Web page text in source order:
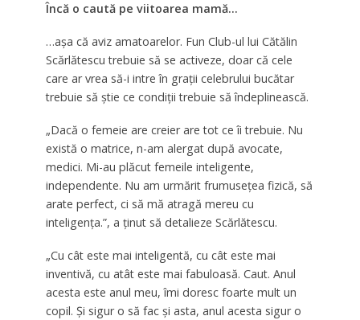
Încă o caută pe viitoarea mamă…
…aşa că aviz amatoarelor. Fun Club-ul lui Cătălin
Scărlătescu trebuie să se activeze, doar că cele
care ar vrea să-i intre în graţii celebrului bucătar
trebuie să ştie ce condiţii trebuie să îndeplinească.
„Dacă o femeie are creier are tot ce îi trebuie. Nu
există o matrice, n-am alergat după avocate,
medici. Mi-au plăcut femeile inteligente,
independente. Nu am urmărit frumuseţea fizică, să
arate perfect, ci să mă atragă mereu cu
inteligenţa.”, a ţinut să detalieze Scărlătescu.
„Cu cât este mai inteligentă, cu cât este mai
inventivă, cu atât este mai fabuloasă. Caut. Anul
acesta este anul meu, îmi doresc foarte mult un
copil. Şi sigur o să fac şi asta, anul acesta sigur o